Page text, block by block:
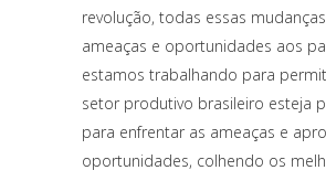
revolução, todas essas
ameaças e oportunidades aos
estamos trabalhando para
setor produtivo brasileiro esteja
para enfrentar as ameaças e
oportunidades, colhendo os